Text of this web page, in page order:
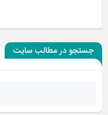
جستجو در مطالب سایت